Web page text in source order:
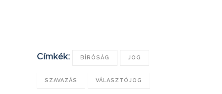
Címkék: BÍRÓSÁG JOG
SZAVAZÁS VÁLASZTÓJOG